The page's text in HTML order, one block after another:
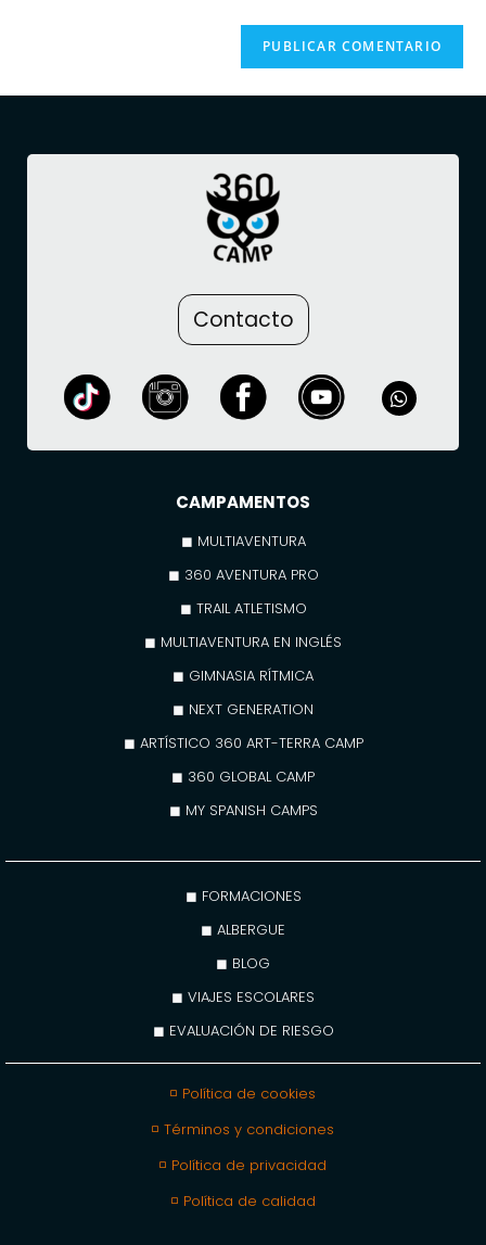
Contacto
CAMPAMENTOS
◼ MULTIAVENTURA
◼ 360 AVENTURA PRO
◼ TRAIL ATLETISMO
◼ MULTIAVENTURA EN INGLÉS
◼ GIMNASIA RÍTMICA
◼ NEXT GENERATION
◼ ARTÍSTICO 360 ART-TERRA CAMP
◼ 360 GLOBAL CAMP
◼ MY SPANISH CAMPS
◼ FORMACIONES
◼ ALBERGUE
◼ BLOG
◼ VIAJES ESCOLARES
◼ EVALUACIÓN DE RIESGO
◽ Política de cookies
◽ Términos y condiciones
◽ Política de privacidad
◽ Política de calidad